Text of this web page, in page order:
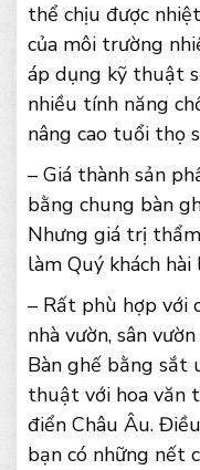
thể chịu được
của môi trường
áp dụng kỹ thuật
nhiều tính năng
nâng cao tuổi thọ
– Giá thành sản
bằng chung bàn
Nhưng giá trị
làm Quý khách hài
– Rất phù hợp với
nhà vườn, sân
Bàn ghế bằng sắt
thuật với hoa văn
điển Châu Âu.
bạn có những nết